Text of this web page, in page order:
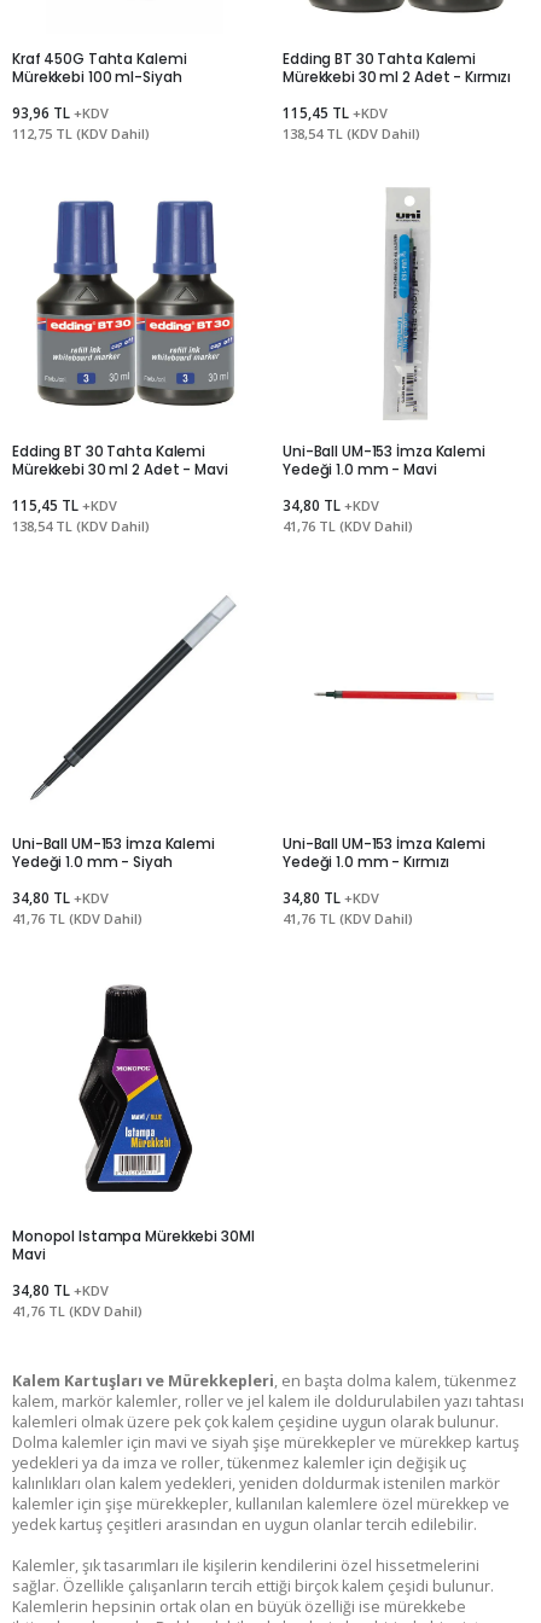
Kraf 450G Tahta Kalemi
Mürekkebi 100 ml-Siyah
93,96 TL +KDV
112,75 TL (KDV Dahil)
Edding BT 30 Tahta Kalemi
Mürekkebi 30 ml 2 Adet - Kırmızı
115,45 TL +KDV
138,54 TL (KDV Dahil)
Edding BT 30 Tahta Kalemi
Mürekkebi 30 ml 2 Adet - Mavi
115,45 TL +KDV
138,54 TL (KDV Dahil)
Uni-Ball UM-153 İmza Kalemi
Yedeği 1.0 mm - Mavi
34,80 TL +KDV
41,76 TL (KDV Dahil)
Uni-Ball UM-153 İmza Kalemi
Yedeği 1.0 mm - Siyah
34,80 TL +KDV
41,76 TL (KDV Dahil)
Uni-Ball UM-153 İmza Kalemi
Yedeği 1.0 mm - Kırmızı
34,80 TL +KDV
41,76 TL (KDV Dahil)
Monopol Istampa Mürekkebi 30Ml
Mavi
34,80 TL +KDV
41,76 TL (KDV Dahil)
Kalem Kartuşları ve Mürekkepleri, en başta dolma kalem, tükenmez
kalem, markör kalemler, roller ve jel kalem ile doldurulabilen yazı tahtası
kalemleri olmak üzere pek çok kalem çeşidine uygun olarak bulunur.
Dolma kalemler için mavi ve siyah şişe mürekkepler ve mürekkep kartuş
yedekleri ya da imza ve roller, tükenmez kalemler için değişik uç
kalınlıkları olan kalem yedekleri, yeniden doldurmak istenilen markör
kalemler için şişe mürekkepler, kullanılan kalemlere özel mürekkep ve
yedek kartuş çeşitleri arasından en uygun olanlar tercih edilebilir.
Kalemler, şık tasarımları ile kişilerin kendilerini özel hissetmelerini
sağlar. Özellikle çalışanların tercih ettiği birçok kalem çeşidi bulunur.
Kalemlerin hepsinin ortak olan en büyük özelliği ise mürekkebe